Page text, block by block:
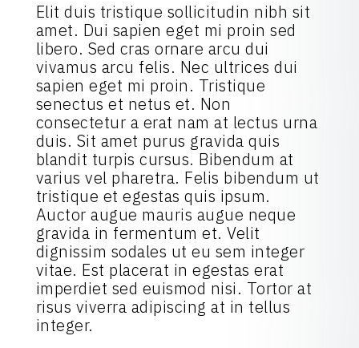
Elit duis tristique sollicitudin nibh sit
amet. Dui sapien eget mi proin sed
libero. Sed cras ornare arcu dui
vivamus arcu felis. Nec ultrices dui
sapien eget mi proin. Tristique
senectus et netus et. Non
consectetur a erat nam at lectus urna
duis. Sit amet purus gravida quis
blandit turpis cursus. Bibendum at
varius vel pharetra. Felis bibendum ut
tristique et egestas quis ipsum.
Auctor augue mauris augue neque
gravida in fermentum et. Velit
dignissim sodales ut eu sem integer
vitae. Est placerat in egestas erat
imperdiet sed euismod nisi. Tortor at
risus viverra adipiscing at in tellus
integer.